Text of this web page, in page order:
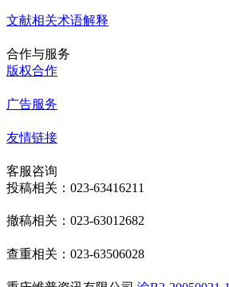
文献相关术语解释
合作与服务
版权合作
广告服务
友情链接
客服咨询
投稿相关：023-63416211
撤稿相关：023-63012682
查重相关：023-63506028